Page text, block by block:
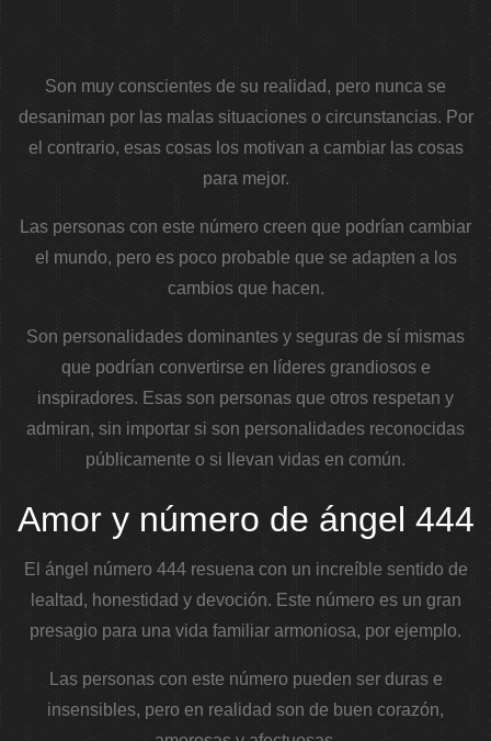
Son muy conscientes de su realidad, pero nunca se
desaniman por las malas situaciones o circunstancias. Por
el contrario, esas cosas los motivan a cambiar las cosas
para mejor.
Las personas con este número creen que podrían cambiar
el mundo, pero es poco probable que se adapten a los
cambios que hacen.
Son personalidades dominantes y seguras de sí mismas
que podrían convertirse en líderes grandiosos e
inspiradores. Esas son personas que otros respetan y
admiran, sin importar si son personalidades reconocidas
públicamente o si llevan vidas en común.
Amor y número de ángel 444
El ángel número 444 resuena con un increíble sentido de
lealtad, honestidad y devoción. Este número es un gran
presagio para una vida familiar armoniosa, por ejemplo.
Las personas con este número pueden ser duras e
insensibles, pero en realidad son de buen corazón,